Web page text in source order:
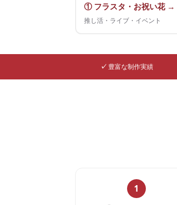
① フラスタ・お祝い花 →
推し活・ライブ・イベント
✓ 豊富な制作実績
1